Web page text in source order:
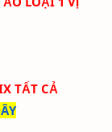
TẤT CẢ